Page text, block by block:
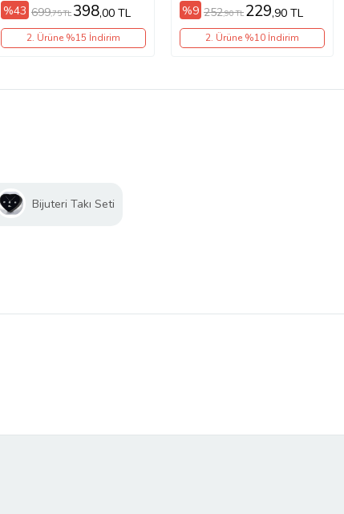
%43 699,75 TL 398,00 TL
2. Ürüne %15 İndirim
%9 252,90 TL 229,90 TL
2. Ürüne %10 İndirim
Bijuteri Takı Seti